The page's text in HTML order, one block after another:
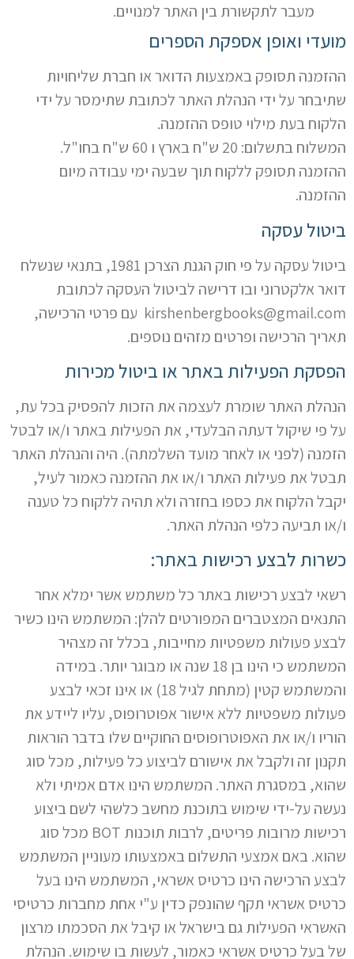
מעבר לתקשורת בין האתר למנויים.
מועדי ואופן אספקת הספרים
ההזמנה תסופק באמצעות הדואר או חברת שליחויות
שתיבחר על ידי הנהלת האתר לכתובת שתימסר על ידי
הלקוח בעת מילוי טופס ההזמנה.
המשלוח בתשלום: 20 ש"ח בארץ ו 60 ש"ח בחו"ל.
ההזמנה תסופק ללקוח תוך שבעה ימי עבודה מיום
ההזמנה.
ביטול עסקה
ביטול עסקה על פי חוק הגנת הצרכן 1981, בתנאי שנשלח
דואר אלקטרוני ובו דרישה לביטול העסקה לכתובת
kirshenbergbooks@gmail.com עם פרטי הרכישה,
תאריך הרכישה ופרטים מזהים נוספים.
הפסקת הפעילות באתר או ביטול מכירות
הנהלת האתר שומרת לעצמה את הזכות להפסיק בכל עת,
על פי שיקול דעתה הבלעדי, את הפעילות באתר ו/או לבטל
הזמנה (לפני או לאחר מועד השלמתה). היה והנהלת האתר
תבטל את פעילות האתר ו/או את ההזמנה כאמור לעיל,
יקבל הלקוח את כספו בחזרה ולא תהיה ללקוח כל טענה
ו/או תביעה כלפי הנהלת האתר.
כשרות לבצע רכישות באתר:
רשאי לבצע רכישות באתר כל משתמש אשר ימלא אחר
התנאים המצטברים המפורטים להלן: המשתמש הינו כשיר
לבצע פעולות משפטיות מחייבות, בכלל זה מצהיר
המשתמש כי הינו בן 18 שנה או מבוגר יותר. במידה
והמשתמש קטין (מתחת לגיל 18) או אינו זכאי לבצע
פעולות משפטיות ללא אישור אפוטרופוס, עליו ליידע את
הוריו ו/או את האפוטרופוסים החוקיים שלו בדבר הוראות
תקנון זה ולקבל את אישורם לביצוע כל פעילות, מכל סוג
שהוא, במסגרת האתר. המשתמש הינו אדם אמיתי ולא
נעשה על-ידי שימוש בתוכנת מחשב כלשהי לשם ביצוע
רכישות מרובות פריטים, לרבות תוכנות BOT מכל סוג
שהוא. באם אמצעי התשלום באמצעותו מעוניין המשתמש
לבצע הרכישה הינו כרטיס אשראי, המשתמש הינו בעל
כרטיס אשראי תקף שהונפק כדין ע"י אחת מחברות כרטיסי
האשראי הפעילות גם בישראל או קיבל את הסכמתו מרצון
של בעל כרטיס אשראי כאמור, לעשות בו שימוש. הנהלת